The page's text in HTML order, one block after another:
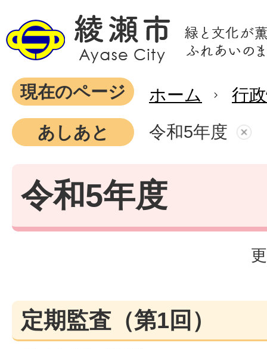
現在のページ ホーム
行
あしあと
令和5年度
令和5年度
定期監査（第1回）